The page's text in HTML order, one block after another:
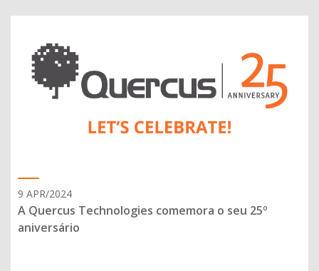
9 APR/2024
A Quercus Technologies comemora o seu 25º
aniversário